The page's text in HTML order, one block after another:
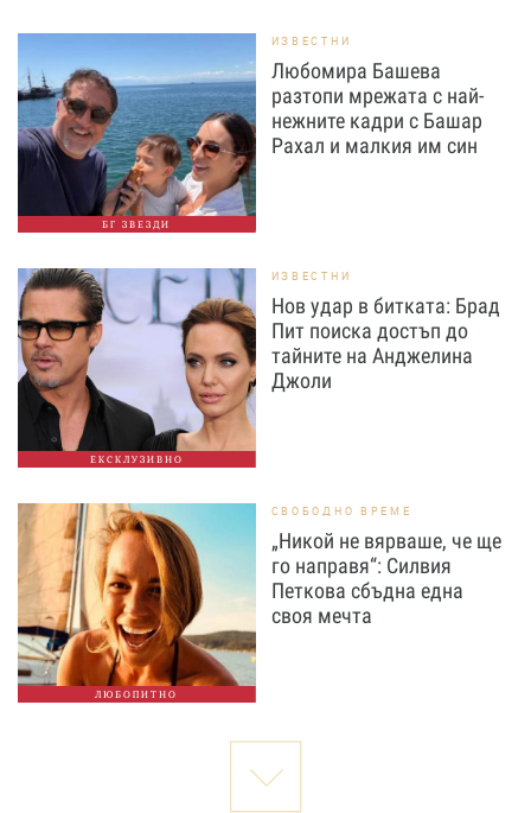
БГ ЗВЕЗДИ
ИЗВЕСТНИ
Любомира Башева
разтопи мрежата с най-
нежните кадри с Башар
Рахал и малкия им син
ЕКСКЛУЗИВНО
ИЗВЕСТНИ
Нов удар в битката: Брад
Пит поиска достъп до
тайните на Анджелина
Джоли
ЛЮБОПИТНО
СВОБОДНО ВРЕМЕ
„Никой не вярваше, че ще
го направя“: Силвия
Петкова сбъдна една
своя мечта